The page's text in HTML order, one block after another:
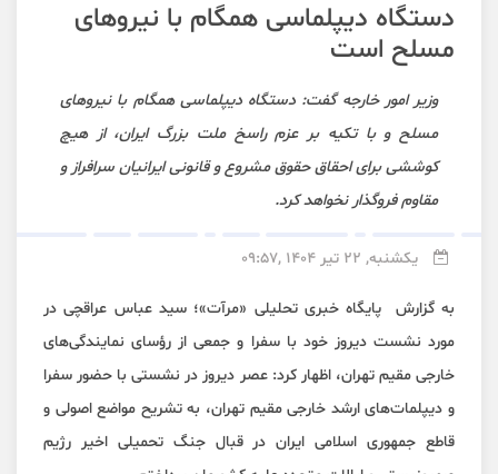
دستگاه دیپلماسی همگام با نیروهای
مسلح است
وزیر امور خارجه گفت: دستگاه دیپلماسی همگام با نیروهای
مسلح و با تکیه بر عزم راسخ ملت بزرگ ایران، از هیچ
کوششی برای احقاق حقوق مشروع و قانونی ایرانیان سرافراز و
مقاوم فروگذار نخواهد کرد.
یکشنبه, 22 تیر 1404 ,09:57
به گزارش پایگاه خبری تحلیلی «مرآت»؛ سید عباس عراقچی در
مورد نشست دیروز خود با سفرا و جمعی از رؤسای نمایندگی‌های
خارجی مقیم تهران، اظهار کرد: عصر دیروز در نشستی با حضور سفرا
و دیپلمات‌های ارشد خارجی مقیم تهران، به تشریح مواضع اصولی و
قاطع جمهوری اسلامی ایران در قبال جنگ تحمیلی اخیر رژیم